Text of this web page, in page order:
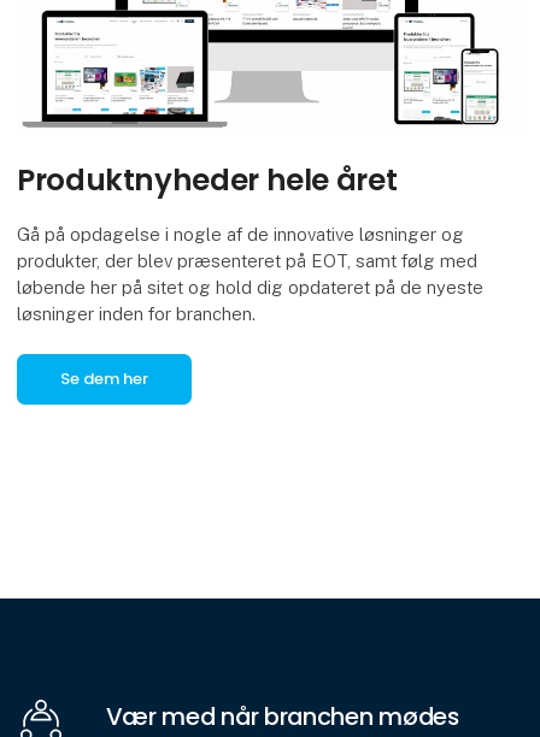
Produktnyheder hele året
Gå på opdagelse i nogle af de innovative løsninger og
produkter, der blev præsenteret på EOT, samt følg med
løbende her på sitet og hold dig opdateret på de nyeste
løsninger inden for branchen.
Se dem her
Vær med når branchen mødes